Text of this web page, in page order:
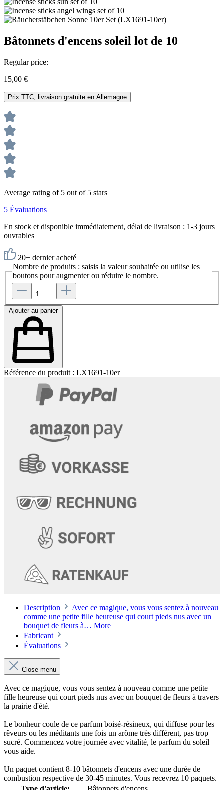
Bâtonnets d'encens soleil lot de 10
Regular price:
15,00 €
Prix TTC, livraison gratuite en Allemagne
Average rating of 5 out of 5 stars
5 Évaluations
En stock et disponible immédiatement, délai de livraison : 1-3 jours
ouvrables
20+ dernier acheté
Nombre de produits : saisis la valeur souhaitée ou utilise les
boutons pour augmenter ou réduire le nombre.
Ajouter au panier
Référence du produit : LX1691-10er
Description
Avec ce magique, vous vous sentez à nouveau
comme une petite fille heureuse qui court pieds nus avec un
bouquet de fleurs à… More
Fabricant
Évaluations
Close menu
Avec ce magique, vous vous sentez à nouveau comme une petite
fille heureuse qui court pieds nus avec un bouquet de fleurs à travers
la prairie d'été.
Le bonheur coule de ce parfum boisé-résineux, qui diffuse pour les
rêveurs ou les méditants une fois un arôme très différent, pas trop
sucré. Commencez votre journée avec vitalité, le parfum du soleil
vous aide.
Un paquet contient 8-10 bâtonnets d'encens avec une durée de
combustion respective de 30-45 minutes. Vous recevrez 10 paquets.